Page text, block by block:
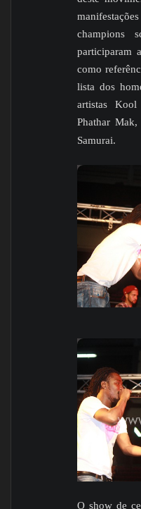
champions
participaram
como
lista dos
artistas
Phathar Mak,
Samurai.
O show de